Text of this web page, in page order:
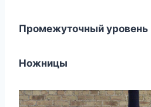
Промежуточный уровень
Ножницы